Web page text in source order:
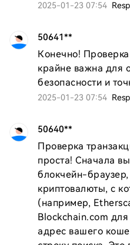
2025-01-23 07:54
50641**
Конечно!
крайне важна для
безопасности и
2025-01-23 07:54
50640**
Проверка
проста! Сначала
блокчейн-
криптовалюты, с
(например,
Blockchain.com
адрес вашего